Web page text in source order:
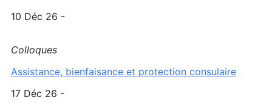
10 Déc 26 -
Colloques
Assistance, bienfaisance et protection consulaire
17 Déc 26 -